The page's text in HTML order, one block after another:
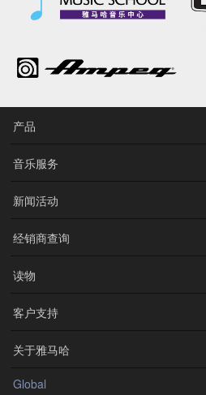
产品
音乐服务
新闻活动
经销商查询
读物
客户支持
关于雅马哈
Global